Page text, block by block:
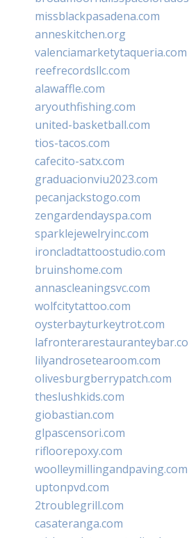
missblackpasadena.com
anneskitchen.org
valenciamarketytaqueria.com
reefrecordsllc.com
alawaffle.com
aryouthfishing.com
united-basketball.com
tios-tacos.com
cafecito-satx.com
graduacionviu2023.com
pecanjackstogo.com
zengardendayspa.com
sparklejewelryinc.com
ironcladtattoostudio.com
bruinshome.com
annascleaningsvc.com
wolfcitytattoo.com
oysterbayturkeytrot.com
lilyandrosetearoom.com
olivesburgberrypatch.com
theslushkids.com
giobastian.com
glpascensori.com
rifloorepoxy.com
woolleymillingandpaving.com
uptonpvd.com
2troublegrill.com
casateranga.com